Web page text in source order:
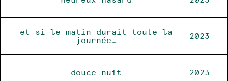
et si le matin durait toute la
journée… 2023
douce nuit 2023